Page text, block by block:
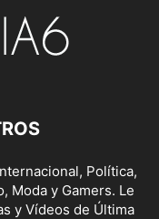
Política,
Moda y Gamers. Le
y Vídeos de Última